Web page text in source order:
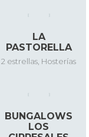
LA
PASTORELLA
2 estrellas Hosterías
BUNGALOWS
LOS